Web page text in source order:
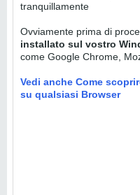
tranquillamente
Ovviamente prima di
installato sul vostro
come Google Chrome,
Vedi anche Come
su qualsiasi Browser